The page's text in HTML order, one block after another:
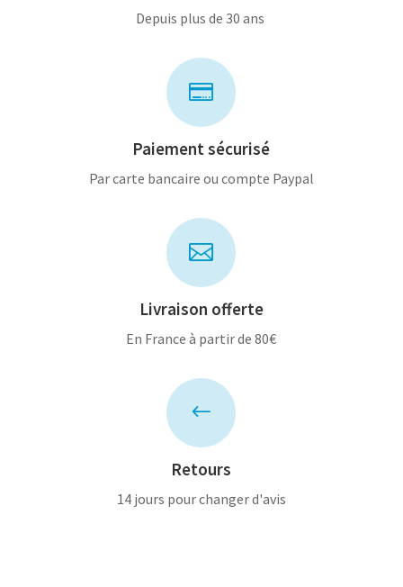
Depuis plus de 30 ans

Paiement sécurisé
Par carte bancaire ou compte Paypal

Livraison offerte
En France à partir de 80€
#
Retours
14 jours pour changer d'avis